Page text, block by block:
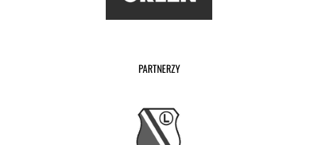
PARTNERZY